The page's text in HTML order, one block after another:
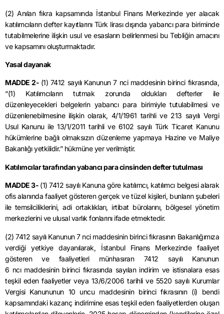
(2) Anılan fıkra kapsamında İstanbul Finans Merkezinde yer alacak
katılımcıların defter kayıtlarını Türk lirası dışında yabancı para biriminde
tutabilmelerine ilişkin usul ve esasların belirlenmesi bu Tebliğin amacını
ve kapsamını oluşturmaktadır.
Yasal dayanak
MADDE 2- (1) 7412 sayılı Kanunun 7 ncimaddesinin birinci fıkrasında,
“(1) Katılımcıların tutmak zorunda oldukları defterler ile
düzenleyecekleri belgelerin yabancı para birimiyle tutulabilmesi ve
düzenlenebilmesine ilişkin olarak, 4/1/1961 tarihli ve 213 sayılı Vergi
Usul Kanunu ile 13/1/2011 tarihli ve 6102 sayılı Türk Ticaret Kanunu
hükümlerine bağlı olmaksızın düzenleme yapmaya Hazine ve Maliye
Bakanlığı yetkilidir.” hükmüne yer verilmiştir.
Katılımcılar tarafından yabancı para cinsinden defter tutulması
MADDE 3- (1) 7412 sayılı Kanuna göre katılımcı, katılımcı belgesi alarak
ofis alanında faaliyet gösteren gerçek ve tüzel kişileri, bunların şubeleri
ile temsilciliklerini, adi ortaklıkları, irtibat bürolarını, bölgesel yönetim
merkezlerini ve ulusal varlık fonlarını ifade etmektedir.
(2) 7412 sayılı Kanunun 7 ncimaddesinin birinci fıkrasının Bakanlığımıza
verdiği yetkiye dayanılarak, İstanbul Finans Merkezinde faaliyet
gösteren ve faaliyetleri münhasıran 7412 sayılı Kanunun
6 ncımaddesinin birinci fıkrasında sayılan indirim ve istisnalara esas
teşkil eden faaliyetler veya 13/6/2006 tarihli ve 5520 sayılı Kurumlar
Vergisi Kanununun 10 uncu maddesinin birinci fıkrasının (i) bendi
kapsamındaki kazanç indirimine esas teşkil eden faaliyetlerden oluşan